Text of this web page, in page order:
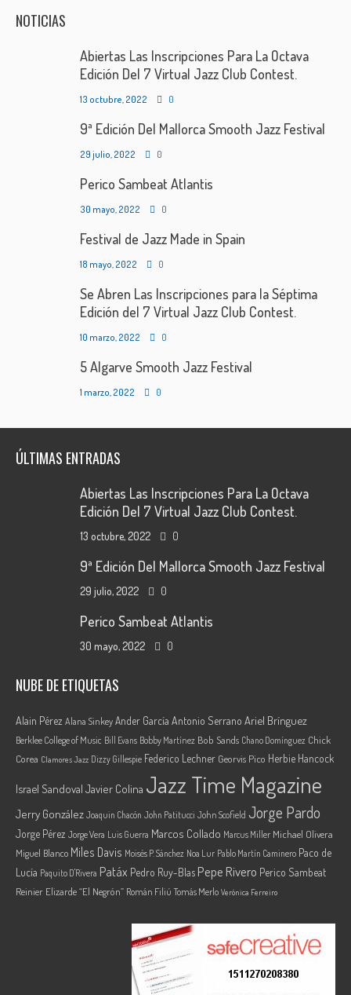
NOTICIAS
Abiertas Las Inscripciones Para La Octava
Edición Del 7 Virtual Jazz Club Contest.
13 octubre, 2022 0
9ª Edición Del Mallorca Smooth Jazz Festival
29 julio, 2022 0
Perico Sambeat Atlantis
30 mayo, 2022 0
Festival de Jazz Made in Spain
18 mayo, 2022 0
Se Abren Las Inscripciones para la Séptima
Edición del 7 Virtual Jazz Club Contest.
10 marzo, 2022 0
5 Algarve Smooth Jazz Festival
1 marzo, 2022 0
ÚLTIMAS ENTRADAS
Abiertas Las Inscripciones Para La Octava
Edición Del 7 Virtual Jazz Club Contest.
13 octubre, 2022 0
9ª Edición Del Mallorca Smooth Jazz Festival
29 julio, 2022 0
Perico Sambeat Atlantis
30 mayo, 2022 0
NUBE DE ETIQUETAS
Alain Pérez Alana SinkeyAnder García Antonio Serrano Ariel Brínguez
Berklee College of Music Bill Evans Bobby Martínez Bob Sands Chano Domínguez Chick
Corea Clamores Jazz Dizzy Gillespie Federico Lechner Georvis Pico Herbie Hancock
Israel Sandoval Javier Colina Jazz Time Magazine
Jerry González Joaquin Chacón John Patitucci John Scofield Jorge Pardo
Jorge Pérez Jorge Vera Luis Guerra Marcos Collado Marcus Miller Michael Olivera
Miguel Blanco Miles Davis Moisés P. Sánchez Noa Lur Pablo Martín Caminero Paco de
Lucía Paquito D'Rivera Patáx Pedro Ruy-Blas Pepe Rivero Perico Sambeat
Reinier Elizarde “El Negrón” Román Filiú Tomás Merlo Verónica Ferreiro